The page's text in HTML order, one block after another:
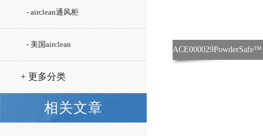
- airclean通风柜
- 美国airclean
+ 更多分类
相关文章